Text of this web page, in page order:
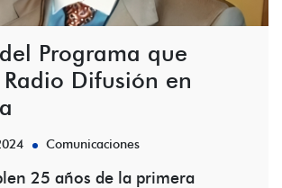
Programa que
Difusión en
Comunicaciones
25 años de la primera